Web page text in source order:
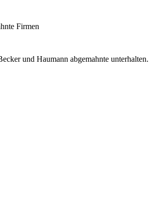
Firmen
und Haumann abgemahnte unterhalten.